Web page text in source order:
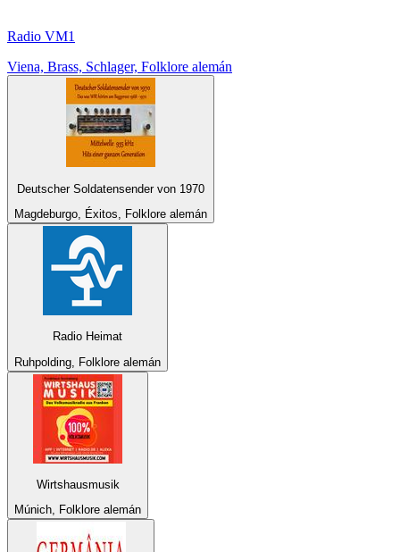
Radio VM1
Viena, Brass, Schlager, Folklore alemán
Deutscher Soldatensender von 1970
Magdeburgo, Éxitos, Folklore alemán
Radio Heimat
Ruhpolding, Folklore alemán
Wirtshausmusik
Múnich, Folklore alemán